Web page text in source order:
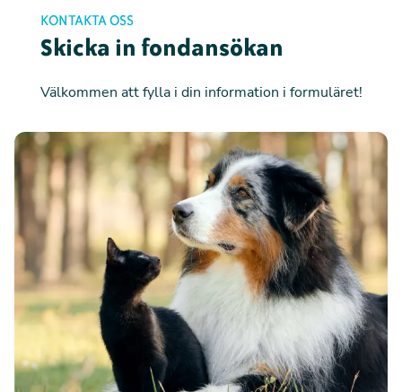
KONTAKTA OSS
Skicka in fondansökan
Välkommen att fylla i din information i formuläret!